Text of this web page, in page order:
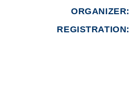
ORGANIZER
REGISTRATION